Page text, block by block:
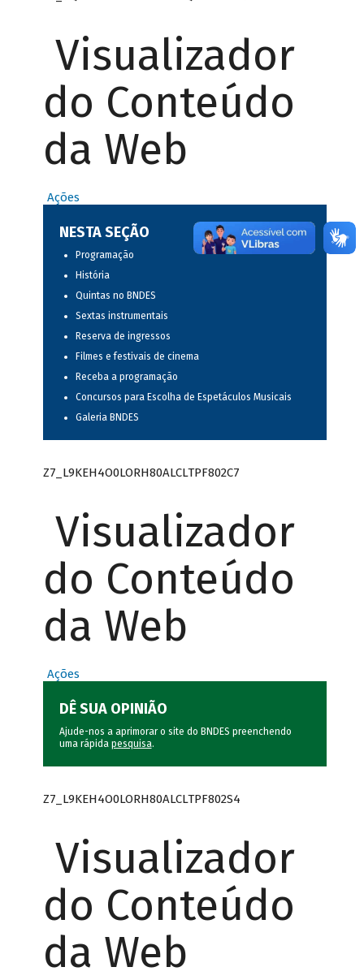
Visualizador
do Conteúdo
da Web
Ações
NESTA SEÇÃO
Programação
História
Quintas no BNDES
Sextas instrumentais
Reserva de ingressos
Filmes e festivais de cinema
Receba a programação
Concursos para Escolha de Espetáculos Musicais
Galeria BNDES
Z7_L9KEH4O0LORH80ALCLTPF802C7
Visualizador
do Conteúdo
da Web
Ações
DÊ SUA OPINIÃO
Ajude-nos a aprimorar o site do BNDES preenchendo
uma rápida pesquisa.
Z7_L9KEH4O0LORH80ALCLTPF802S4
Visualizador
do Conteúdo
da Web